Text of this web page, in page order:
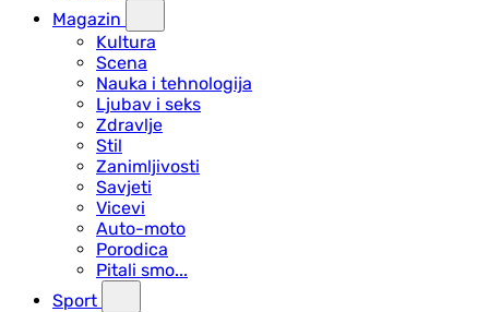
Magazin
Kultura
Scena
Nauka i tehnologija
Ljubav i seks
Zdravlje
Stil
Zanimljivosti
Savjeti
Vicevi
Auto-moto
Porodica
Pitali smo...
Sport